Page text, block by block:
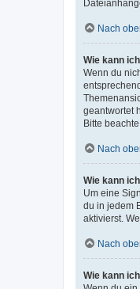
Nach
Wie kann
Wenn du
geantwortet
Bitte
Nach
Wie kann
Um eine
du in jedem
aktivierst.
Nach
Wie kann